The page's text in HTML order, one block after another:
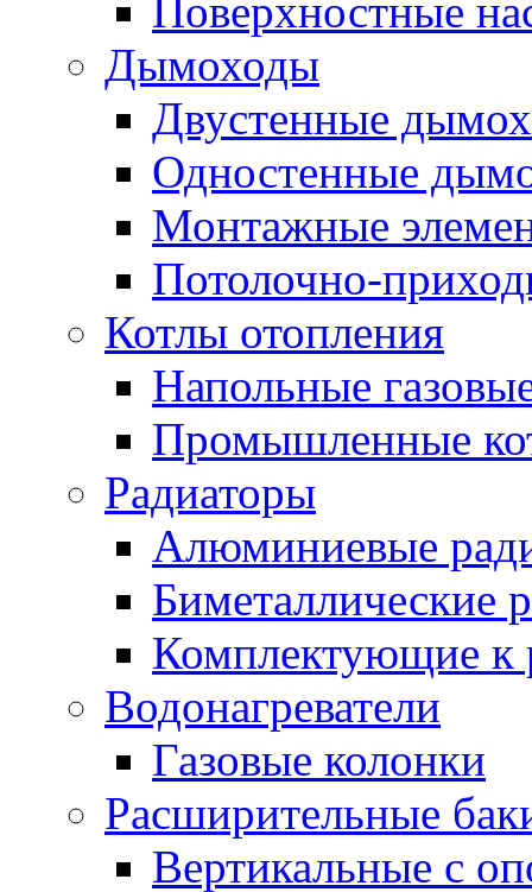
Поверхностные
Дымоходы
Двустенные
Одностенные
Монтажные
Потолочно-
Котлы отопления
Напольные
Промышленные
Радиаторы
Алюминиевые
Биметаллические
Комплектующие к
Водонагреватели
Газовые колонки
Расширительные
Вертикальные с